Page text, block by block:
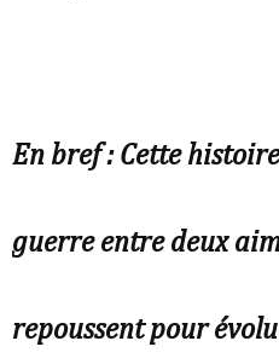
En bref : Cette
guerre entre deux
repoussent pour